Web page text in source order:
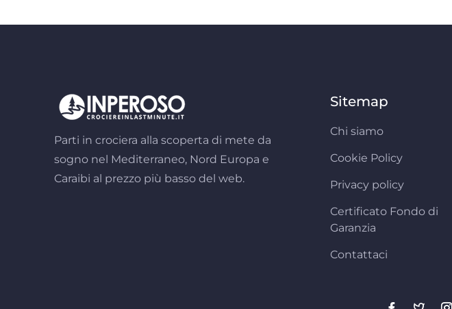
Parti in crociera alla scoperta di mete da
sogno nel Mediterraneo, Nord Europa e
Caraibi al prezzo più basso del web.
Sitemap
Chi siamo
Cookie Policy
Privacy policy
Certificato Fondo di
Garanzia
Contattaci